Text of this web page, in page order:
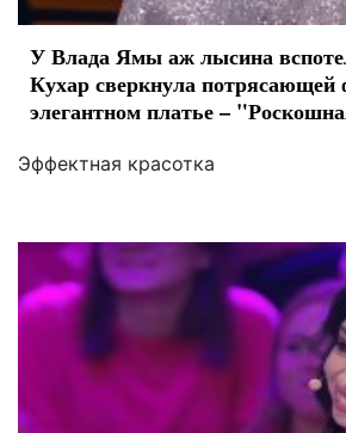
У Влада Ямы аж лысина
Кухар сверкнула потрясающей
элегантном платье –
Эффектная красотка